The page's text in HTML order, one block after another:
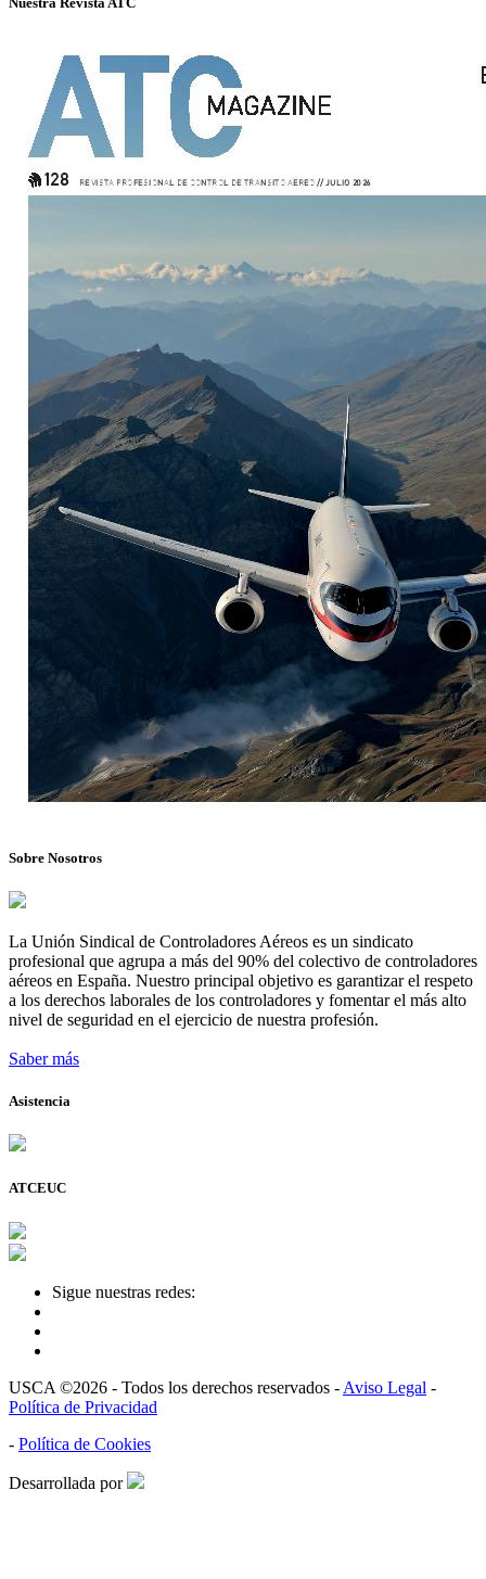
Sobre Nosotros
La Unión Sindical de Controladores Aéreos es un sindicato
profesional que agrupa a más del 90% del colectivo de controladores
aéreos en España. Nuestro principal objetivo es garantizar el respeto
a los derechos laborales de los controladores y fomentar el más alto
nivel de seguridad en el ejercicio de nuestra profesión.
Saber más
Asistencia
ATCEUC
Sigue nuestras redes:
USCA ©2026 - Todos los derechos reservados - Aviso Legal -
Política de Privacidad
- Política de Cookies
Desarrollada por